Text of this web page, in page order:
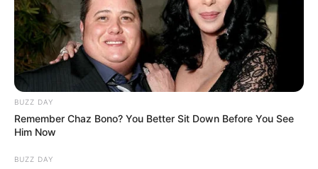
BUZZ DAY
Remember Chaz Bono? You Better Sit Down Before You See
Him Now
BUZZ DAY